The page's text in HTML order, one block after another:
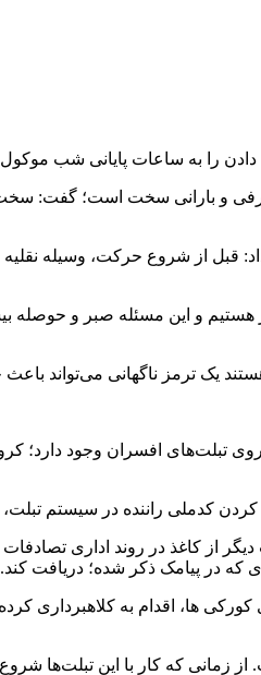
را به ساعات پایانی شب موکول
و بارانی سخت است؛ گفت:
قبل از شروع حرکت، وسیله
و این مسئله صبر و حوصله
هستند یک ترمز ناگهانی می‌تواند
روی تبلت‌های افسران وجود
کدملی راننده در سیستم تبلت،
از کاغذ در روند اداری
در پیامک ذکر شده؛ دریافت
ها، اقدام به کلاهبرداری